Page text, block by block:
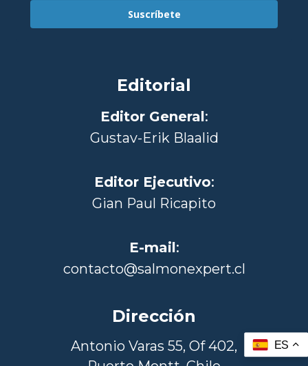
Suscríbete
Editorial
Editor General:
Gustav-Erik Blaalid
Editor Ejecutivo:
Gian Paul Ricapito
E-mail:
contacto@salmonexpert.cl
Dirección
Antonio Varas 55, Of 402,
ES